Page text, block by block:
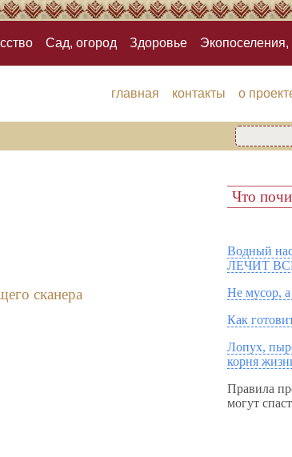
Сад, огород Здоровье Экопоселения,
главная контакты о
сканера
Что
Водный
ЛЕЧИТ
Не мусор, а
Как
Лопух,
корня
Правила
могут